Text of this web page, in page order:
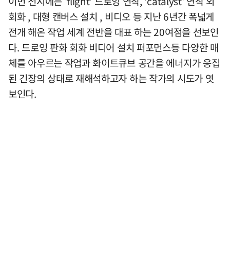
회화 , 대형 캔버스 설치 , 비디오 등 지난 6년간 폭넓게
전개 해온 작업 세계 전반을 대표 하는 20여점을 선보인
다. 드로잉 판화 회화 비디어 설치 퍼포먼스등 다양한 매
체를 아우르는 작업과 화이트큐브 공간을 에너지가 응집
된 긴장의 상태로 재해석하고자 하는 작가의 시도가 엿
보인다.